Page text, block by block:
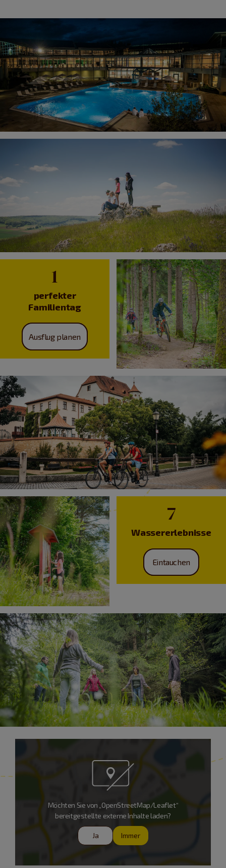
1
perfekter
Familientag
Ausflug planen
7
Wassererlebnisse
Eintauchen
Möchten Sie von „OpenStreetMap/Leaflet“
bereitgestellte externe Inhalte laden?
Ja Immer